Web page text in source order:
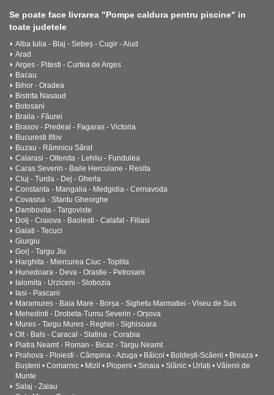
Se poate face livrarea "Pompe caldura pentru piscine" in
toate judetele
Alba Iulia - Blaj - Sebeș - Cugir - Aiud
Arad
Arges - Pitesti - Curtea de Arges
Bacau
Bihor - Oradea
Bistrita Nasaud
Botosani
Braila - Făurei
Brasov - Predeal - Fagaras - Victoria
Bucuresti Ilfov
Buzau - Râmnicu Sărat
Calarasi - Oltenita - Lehliu - Fundulea
Caras Severin - Baile Herculane - Resita
Cluj - Turda - Dej - Gherla
Constanta - Mangalia - Medgidia - Cernavoda
Covasna - Sfantu Gheorghe
Dambovita - Targoviste
Dolj - Craiova - Baolesti - Calafat - Filiasi
Galati - Tecuci
Giurgiu
Gorj - Targu Jiu
Harghita - Miercurea Ciuc - Toplita
Hunedoara - Deva - Orastie - Petrosani
Ialomita - Urziceni - Slobozia
Iasi - Pascani
Maramures - Baia Mare - Borșa - Sighetu Marmatiei - Viseu de Sus
Mehedinti - Drobeta-Turnu Severin - Orșova
Mures - Targu Mures - Reghin - Sighisoara
Olt - Bals - Caracal - Slatina - Corabia
Piatra Neamt - Roman - Bicaz - Targu Neamt
Prahova - Ploiesti - Câmpina - Azuga • Băicoi • Boldești-Scăeni • Breaza •
Bușteni • Comarnic • Mizil • Plopeni • Sinaia • Slănic • Urlați • Vălenii de
Munte
Salaj - Zalau